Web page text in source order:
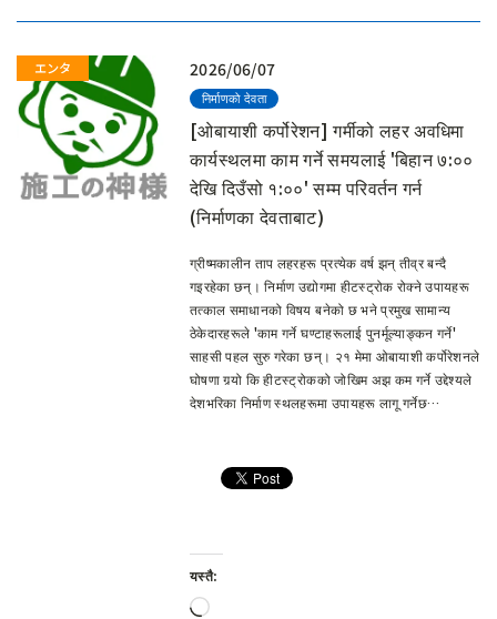
2026/06/07
निर्माणको देवता
[ओबायाशी कर्पोरेशन] गर्मीको लहर अवधिमा
कार्यस्थलमा काम गर्ने समयलाई 'बिहान ७:००
देखि दिउँसो १:००' सम्म परिवर्तन गर्न
(निर्माणका देवताबाट)
ग्रीष्मकालीन ताप लहरहरू प्रत्येक वर्ष झन् तीव्र बन्दै
गइरहेका छन्। निर्माण उद्योगमा हीटस्ट्रोक रोक्ने उपायहरू
तत्काल समाधानको विषय बनेको छ भने प्रमुख सामान्य
ठेकेदारहरूले 'काम गर्ने घण्टाहरूलाई पुनर्मूल्याङ्कन गर्ने'
साहसी पहल सुरु गरेका छन्। २१ मेमा ओबायाशी कर्पोरेशनले
घोषणा गर्‍यो कि हीटस्ट्रोकको जोखिम अझ कम गर्ने उद्देश्यले
देशभरिका निर्माण स्थलहरूमा उपायहरू लागू गर्नेछ…
यस्तै:
लोड